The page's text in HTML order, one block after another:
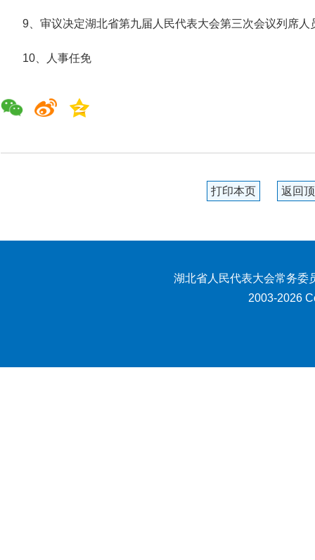
9、审议决定湖北省第九届人民代表大会第三次会议列席人
10、人事任免
打印本页 返回
湖北省人民代表大会常务委
2003-2026